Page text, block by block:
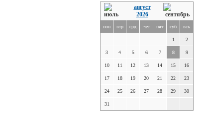
август
2026
пон втр срд чет пят суб вск
1 2
3 4 5 6 7 8 9
10 11 12 13 14 15 16
17 18 19 20 21 22 23
24 25 26 27 28 29 30
31